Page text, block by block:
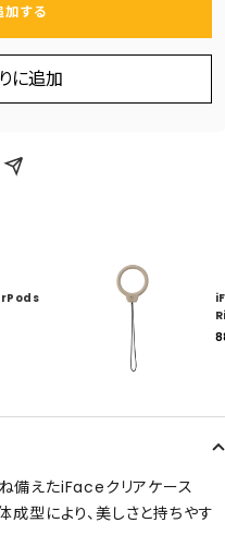
加する
に追加
備えたiFaceクリアケース
型により、美しさと持ちやす
セ